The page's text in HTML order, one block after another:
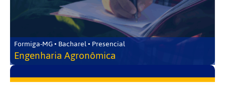
Formiga-MG • Bacharel • Presencial
Engenharia Agronômica